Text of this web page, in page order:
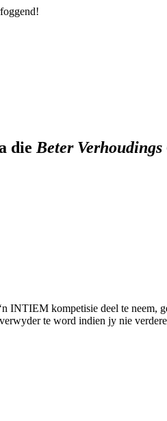
dieBeter Verhoudings
INTIEM kompetisie deel te neem,
te word indien jy nie